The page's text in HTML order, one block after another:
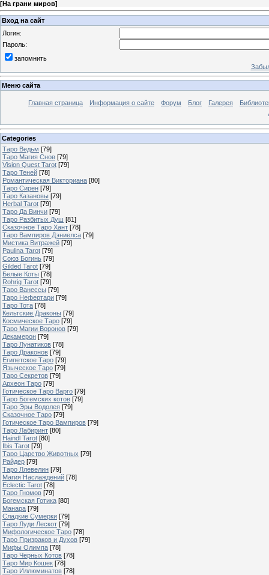
[На грани миров]
Вход на сайт
Логин:
Пароль:
запомнить
Меню сайта
Главная страница Информация о сайте Форум Блог Галерея
Categories
Таро Ведьм [79]
Таро Магия Снов [79]
Vision Quest Tarot [79]
Таро Теней [78]
Романтическая Викториана [80]
Таро Сирен [79]
Таро Казановы [79]
Herbal Tarot [79]
Таро Да Винчи [79]
Таро Разбитых Душ [81]
Сказочное Таро Хант [78]
Таро Вампиров Дэниелса [79]
Мистика Витражей [79]
Paulina Tarot [79]
Союз Богинь [79]
Gilded Tarot [79]
Белые Коты [78]
Rohrig Tarot [79]
Таро Ванессы [79]
Таро Нефертари [79]
Таро Тота [78]
Кельтские Драконы [79]
Космическое Таро [79]
Таро Магии Воронов [79]
Декамерон [79]
Таро Лунатиков [78]
Таро Драконов [79]
Египетское Таро [79]
Языческое Таро [79]
Таро Секретов [79]
Археон Таро [79]
Готическое Таро Варго [79]
Таро Богемских котов [79]
Таро Эры Водолея [79]
Сказочное Таро [79]
Готическое Таро Вампиров [79]
Таро Лабиринт [80]
Haindl Tarot [80]
Ibis Tarot [79]
Таро Царство Животных [79]
Райдер [79]
Таро Ллевелин [79]
Магия Наслаждений [78]
Eclectic Tarot [78]
Таро Гномов [79]
Богемская Готика [80]
Манара [79]
Сладкие Сумерки [79]
Таро Луди Лескот [79]
Мифологическое Таро [78]
Таро Призраков и Духов [79]
Мифы Олимпа [78]
Таро Черных Котов [78]
Таро Мир Кошек [78]
Таро Иллюминатов [78]